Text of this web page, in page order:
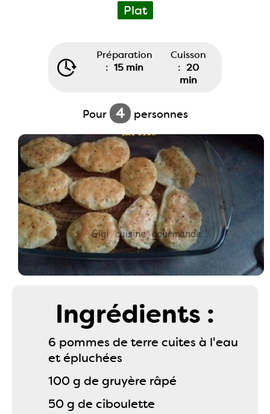
Plat
Préparation
: 15 min
Cuisson
: 20
min
Pour 4 personnes
Ingrédients :
6 pommes de terre cuites à l'eau
et épluchées
100 g de gruyère râpé
50 g de ciboulette